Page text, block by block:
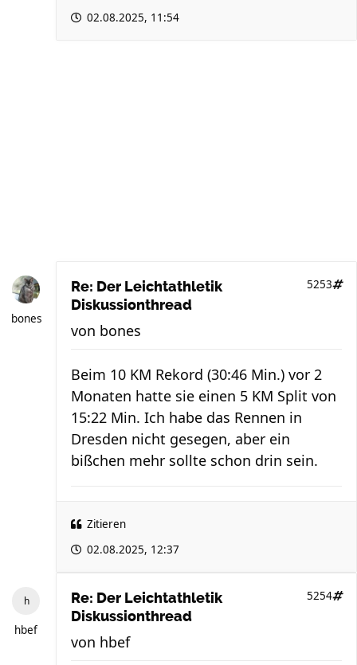
02.08.2025, 11:54
bones
Re: Der Leichtathletik
Diskussionthread
5253
von bones
Beim 10 KM Rekord (30:46 Min.) vor 2
Monaten hatte sie einen 5 KM Split von
15:22 Min. Ich habe das Rennen in
Dresden nicht gesegen, aber ein
bißchen mehr sollte schon drin sein.
Zitieren
02.08.2025, 12:37
hbef
Re: Der Leichtathletik
Diskussionthread
5254
von hbef